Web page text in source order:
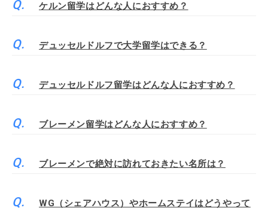
ケルン留学はどんな人におすすめ？
デュッセルドルフで大学留学はできる？
デュッセルドルフ留学はどんな人におすすめ？
ブレーメン留学はどんな人におすすめ？
ブレーメンで絶対に訪れておきたい名所は？
WG（シェアハウス）やホームステイはどうやって